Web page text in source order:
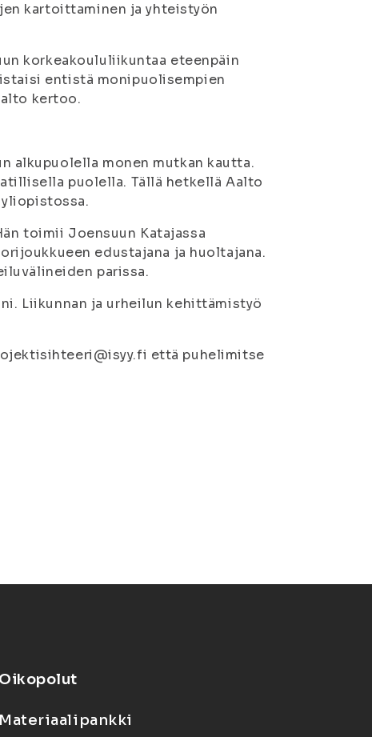
kartoittaminen ja yhteistyön
korkeakoululiikuntaa eteenpäin
entistä monipuolisempien
kertoo.
alkupuolella monen mutkan kautta.
puolella. Tällä hetkellä Aalto
toimii Joensuun Katajassa
edustajana ja huoltajana.
parissa.
Liikunnan ja urheilun kehittämistyö
että puhelimitse
Oikopolut
Materiaalipankki